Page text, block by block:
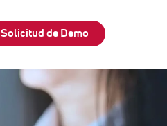
Solicitud de Demo